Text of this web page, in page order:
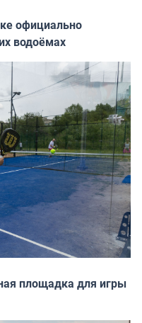
официально
водоёмах
площадка для игры